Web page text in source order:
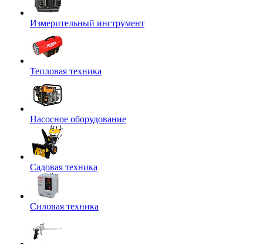
Измерительный инструмент
Тепловая техника
Насосное оборудование
Садовая техника
Силовая техника